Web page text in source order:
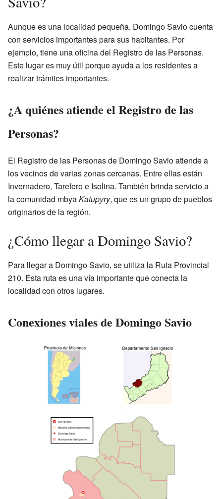
Aunque es una localidad pequeña, Domingo Savio cuenta
con servicios importantes para sus habitantes. Por
ejemplo, tiene una oficina del Registro de las Personas.
Este lugar es muy útil porque ayuda a los residentes a
realizar trámites importantes.
¿A quiénes atiende el Registro de las
Personas?
El Registro de las Personas de Domingo Savio atiende a
los vecinos de varias zonas cercanas. Entre ellas están
Invernadero, Tarefero e Isolina. También brinda servicio a
la comunidad mbyaKatupyry, que es un grupo de pueblos
originarios de la región.
¿Cómo llegar a Domingo Savio?
Para llegar a Domingo Savio, se utiliza la Ruta Provincial
210. Esta ruta es una vía importante que conecta la
localidad con otros lugares.
Conexiones viales de Domingo Savio